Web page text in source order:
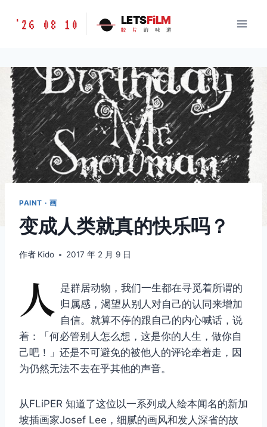
胶
味
道
LETSFILM
'26 08 10 LETSFiLM
胶 片 的 味 道
PAINT · 画
变成人类就真的快乐吗？
作者 Kido 2017 年 2 月 9 日
人 是群居动物，我们一生都在寻觅着所谓的
归属感，渴望从别人对自己的认同来增加
自信。就算不停的跟自己的内心喊话，说
着：「何必管别人怎么想，这是你的人生，做你自
己吧！」还是不可避免的被他人的评论牵着走，因
为仍然无法不去在乎其他的声音。
从FLiPER 知道了这位以一系列成人绘本闻名的新加
坡插画家Josef Lee，细腻的画风和发人深省的故